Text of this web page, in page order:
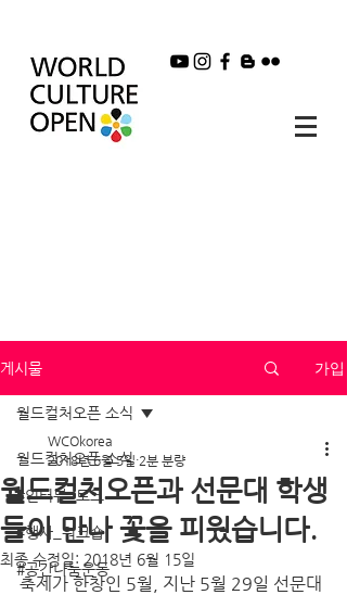
게시물 가입
월드컬처오픈 소식
#인터뷰_토크
#행사_워크숍
#공간나눔운동
월드컬처오픈 소식
월드컬처오픈과 선문대 학생
들이 만나 꽃을 피웠습니다.
WCOkorea
2018년 6월 5일 2분 분량
최종 수정일: 2018년 6월 15일
축제가 한창인 5월, 지난 5월 29일 선문대